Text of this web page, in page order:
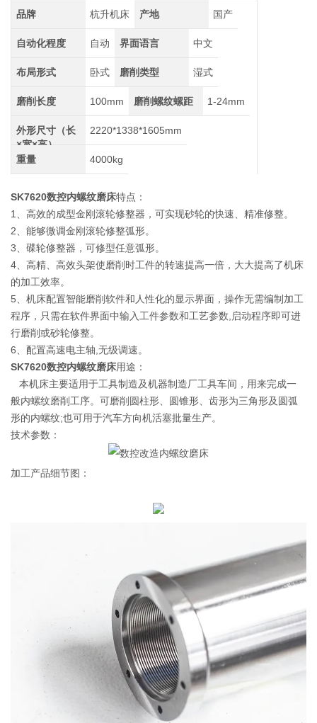
品牌 杭升机床 产地 国产
自动化程度 自动 界面语言 中文
布局形式 卧式 磨削类型 湿式
磨削长度 100mm 磨削螺纹螺距 1-24mm
外形尺寸（长
×宽×高）
2220*1338*1605mm
重量 4000kg
SK7620数控内螺纹磨床特点：
1、高效的成型金刚滚轮修整器，可实现砂轮的快速、精准修整。
2、能够微调金刚滚轮修整弧形。
3、碟轮修整器，可修型任意弧形。
4、高精、高效头架使磨削时工件的转速提高一倍，大大提高了机床
的加工效率。
5、机床配置智能磨削软件和人性化的显示界面，操作无需编制加工
程序，只需在软件界面中输入工件参数和工艺参数,启动程序即可进
行磨削或砂轮修整。
6、配置高速电主轴,无级调速。
SK7620数控内螺纹磨床用途：
本机床主要适用于工具制造及机器制造厂工具车间，用来完成一
般内螺纹磨削工序。可磨削圆柱形、圆锥形、齿形为三角形及圆弧
形的内螺纹;也可用于汽车方向机活塞批量生产。
技术参数：
加工产品细节图：